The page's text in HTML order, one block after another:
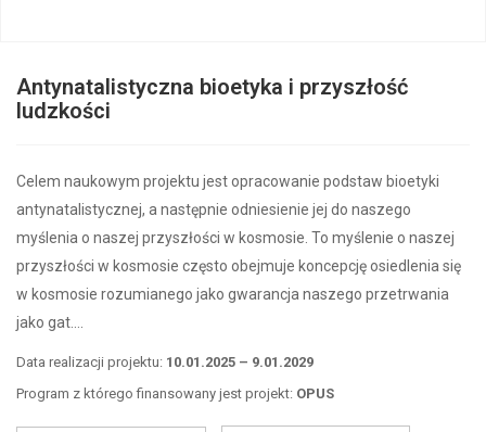
Antynatalistyczna bioetyka i przyszłość
ludzkości
Celem naukowym projektu jest opracowanie podstaw bioetyki
antynatalistycznej, a następnie odniesienie jej do naszego
myślenia o naszej przyszłości w kosmosie. To myślenie o naszej
przyszłości w kosmosie często obejmuje koncepcję osiedlenia się
w kosmosie rozumianego jako gwarancja naszego przetrwania
jako gat….
Data realizacji projektu: 10.01.2025 – 9.01.2029
Program z którego finansowany jest projekt: OPUS